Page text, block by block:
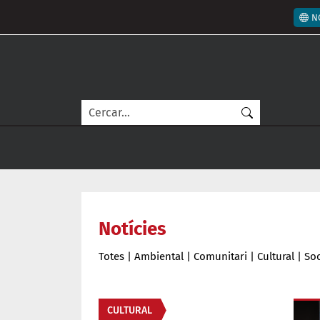
Cerca
Notícies
Totes | Ambiental | Comunitari | Cultural |
Àmbit de la notícia
CULTURAL